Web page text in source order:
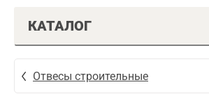
КАТАЛОГ
Отвесы строительные